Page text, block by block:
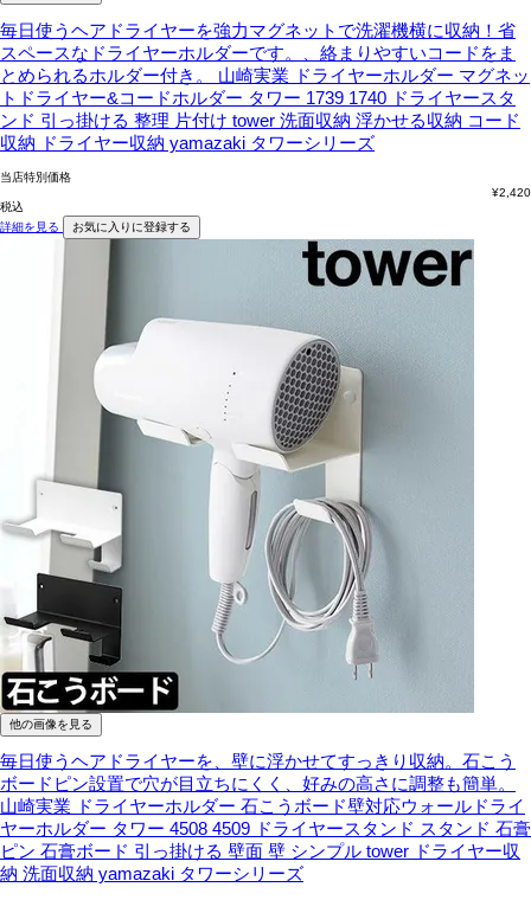
毎日使うヘアドライヤーを強力マグネットで洗濯機横に収納！省
スペースなドライヤーホルダーです。、絡まりやすいコードをま
とめられるホルダー付き。
山崎実業 ドライヤーホルダー マグネッ
トドライヤー&コードホルダー タワー 1739 1740 ドライヤースタ
ンド 引っ掛ける 整理 片付け tower 洗面収納 浮かせる収納 コード
収納 ドライヤー収納 yamazaki タワーシリーズ
当店特別価格
¥2,420
税込
詳細を見る
お気に入りに登録する
他の画像を見る
毎日使うヘアドライヤーを、壁に浮かせてすっきり収納。石こう
ボードピン設置で穴が目立ちにくく、好みの高さに調整も簡単。
山崎実業 ドライヤーホルダー 石こうボード壁対応ウォールドライ
ヤーホルダー タワー 4508 4509 ドライヤースタンド スタンド 石膏
ピン 石膏ボード 引っ掛ける 壁面 壁 シンプル tower ドライヤー収
納 洗面収納 yamazaki タワーシリーズ